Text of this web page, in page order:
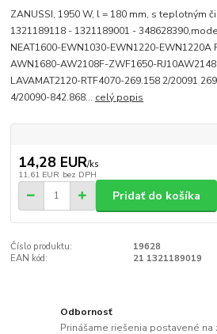
ZANUSSI, 1950 W, l = 180 mm, s teplotným
1321189118 - 1321189001 -
NEAT1600-EWN1030-EWN1220-EWN1220A
AWN1680-AW2108F-ZWF1650-
LAVAMAT2120-RTF4070-269.158 2/20091
4/20090-842.868... celý popis
14,28 EUR/ks
11,61 EUR bez DPH
Pridať do košíka
Číslo produktu:
19628
EAN kód:
21 1321189019
Odbornosť
Prinášame riešenia postavené